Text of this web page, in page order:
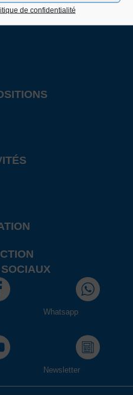
de confidentialité
Whatsapp
Newsletter